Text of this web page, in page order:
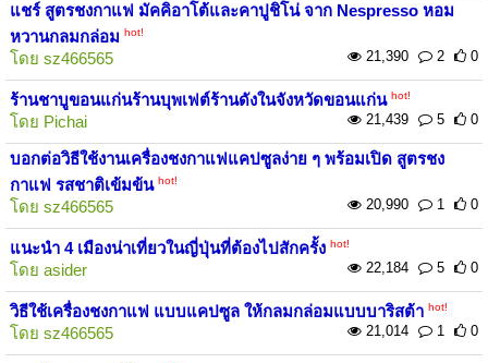
แชร์ สูตรชงกาแฟ มัคคิอาโต้และคาปูชิโน่ จาก Nespresso หอม
หวานกลมกล่อม hot!
โดย sz466565 21,390 2 0
ร้านชาบูขอนแก่นร้านบุพเฟต์ร้านดังในจังหวัดขอนแก่น hot!
โดย Pichai 21,439 5 0
บอกต่อวิธีใช้งานเครื่องชงกาแฟแคปซูลง่าย ๆ พร้อมเปิด สูตรชง
กาแฟ รสชาติเข้มข้น hot!
โดย sz466565 20,990 1 0
แนะนำ 4 เมืองน่าเที่ยวในญี่ปุ่นที่ต้องไปสักครั้ง hot!
โดย asider 22,184 5 0
วิธีใช้เครื่องชงกาแฟ แบบแคปซูล ให้กลมกล่อมแบบบาริสต้า hot!
โดย sz466565 21,014 1 0